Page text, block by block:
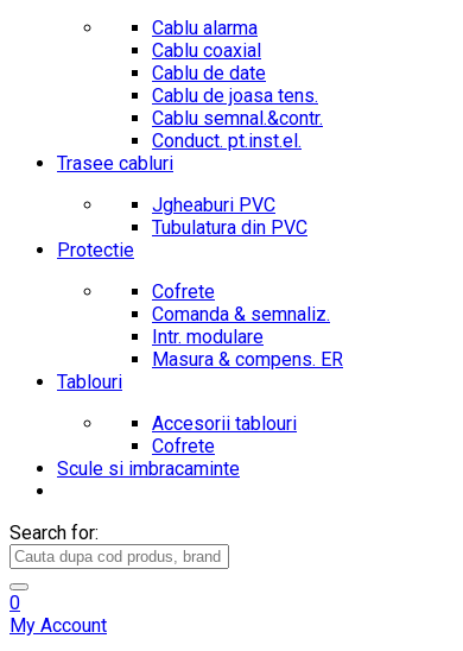
Cablu alarma
Cablu coaxial
Cablu de date
Cablu de joasa tens.
Cablu semnal.&contr.
Conduct. pt.inst.el.
Trasee cabluri
Jgheaburi PVC
Tubulatura din PVC
Protectie
Cofrete
Comanda & semnaliz.
Intr. modulare
Masura & compens. ER
Tablouri
Accesorii tablouri
Cofrete
Scule si imbracaminte
Search for:
0
My Account